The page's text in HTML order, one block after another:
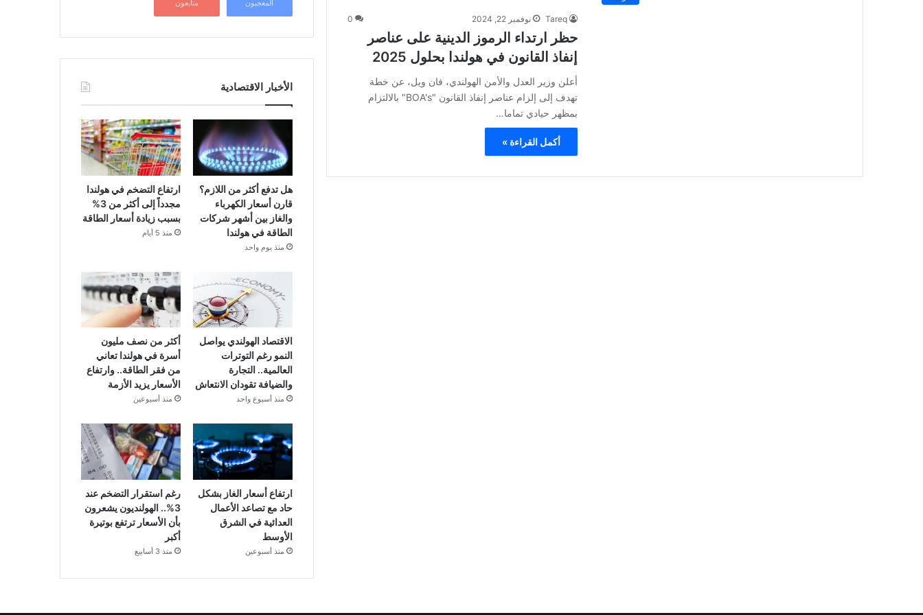
Tareq نوفمبر 22, 2024 0
حظر ارتداء الرموز الدينية على عناصر
إنفاذ القانون في هولندا بحلول 2025
أعلن وزير العدل والأمن الهولندي، فان ويل، عن خطة
تهدف إلى إلزام عناصر إنفاذ القانون "BOA's" بالالتزام
بمظهر حيادي تماما…
أكمل القراءة »
المعجبون متابعون
الأخبار الاقتصادية
هل تدفع أكثر من اللازم؟
قارن أسعار الكهرباء
والغاز بين أشهر شركات
الطاقة في هولندا
منذ يوم واحد
ارتفاع التضخم في هولندا
مجدداً إلى أكثر من 3%
بسبب زيادة أسعار الطاقة
منذ 5 أيام
الاقتصاد الهولندي يواصل
النمو رغم التوترات
العالمية.. التجارة
والضيافة تقودان الانتعاش
منذ أسبوع واحد
أكثر من نصف مليون
أسرة في هولندا تعاني
من فقر الطاقة.. وارتفاع
الأسعار يزيد الأزمة
منذ أسبوعين
ارتفاع أسعار الغاز بشكل
حاد مع تصاعد الأعمال
العدائية في الشرق
الأوسط
منذ أسبوعين
رغم استقرار التضخم عند
3%.. الهولنديون يشعرون
بأن الأسعار ترتفع بوتيرة
أكبر
منذ 3 أسابيع